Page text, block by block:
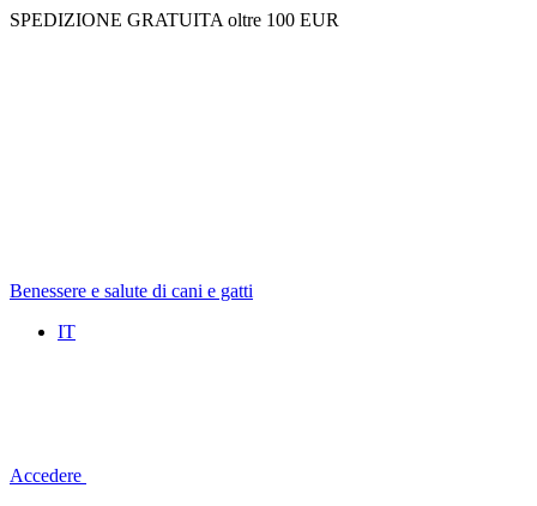
SPEDIZIONE GRATUITA oltre 100 EUR
Benessere e salute di cani e gatti
IT
Accedere